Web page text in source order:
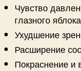
Чувство
глазного
Ухудшение
Расширение
Покраснение и